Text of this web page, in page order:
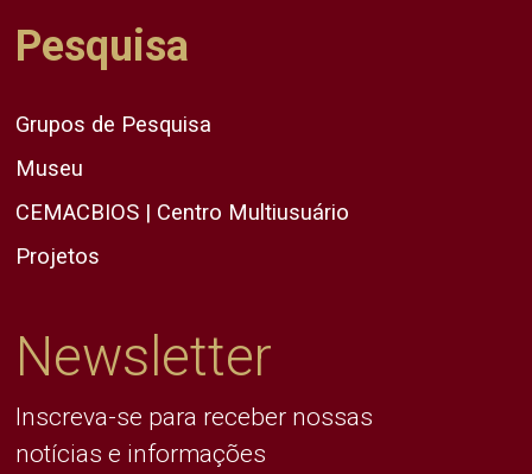
Pesquisa
Grupos de Pesquisa
Museu
CEMACBIOS | Centro Multiusuário
Projetos
Newsletter
Inscreva-se para receber nossas
notícias e informações